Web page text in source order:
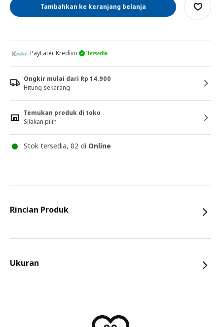
Tambahkan ke keranjang belanja
PayLater Kredivo Tersedia
Ongkir mulai dari Rp 14.900
Hitung sekarang
Temukan produk di toko
Silakan pilih
Stok tersedia, 82 di Online
Rincian Produk
Ukuran